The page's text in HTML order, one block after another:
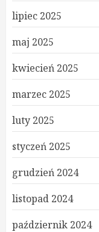
lipiec 2025
maj 2025
kwiecień 2025
marzec 2025
luty 2025
styczeń 2025
grudzień 2024
listopad 2024
październik 2024